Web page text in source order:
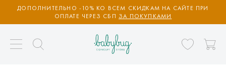
ДОПОЛНИТЕЛЬНО -10% КО ВСЕМ СКИДКАМ НА САЙТЕ ПРИ
ОПЛАТЕ ЧЕРЕЗ СБП ЗА ПОКУПКАМИ